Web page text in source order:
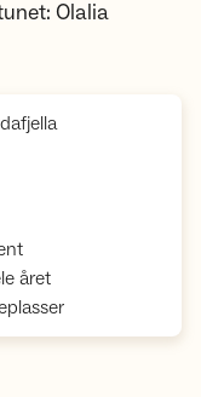
Olalia
,
,
året,
,